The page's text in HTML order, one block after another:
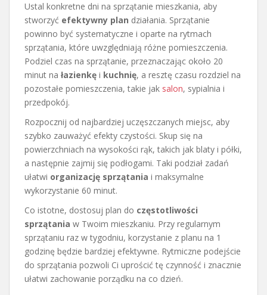
Ustal konkretne dni na sprzątanie mieszkania, aby
stworzyć efektywny plan działania. Sprzątanie
powinno być systematyczne i oparte na rytmach
sprzątania, które uwzględniają różne pomieszczenia.
Podziel czas na sprzątanie, przeznaczając około 20
minut na łazienkę i kuchnię, a resztę czasu rozdziel na
pozostałe pomieszczenia, takie jak salon, sypialnia i
przedpokój.
Rozpocznij od najbardziej uczęszczanych miejsc, aby
szybko zauważyć efekty czystości. Skup się na
powierzchniach na wysokości rąk, takich jak blaty i półki,
a następnie zajmij się podłogami. Taki podział zadań
ułatwi organizację sprzątania i maksymalne
wykorzystanie 60 minut.
Co istotne, dostosuj plan do częstotliwości
sprzątania w Twoim mieszkaniu. Przy regularnym
sprzątaniu raz w tygodniu, korzystanie z planu na 1
godzinę będzie bardziej efektywne. Rytmiczne podejście
do sprzątania pozwoli Ci uprościć tę czynność i znacznie
ułatwi zachowanie porządku na co dzień.